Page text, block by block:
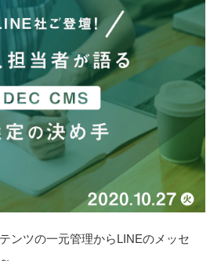
ンツの一元管理からLINEのメッセ